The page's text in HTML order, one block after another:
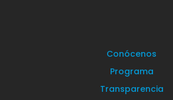
Conócenos
Programa
Transparencia